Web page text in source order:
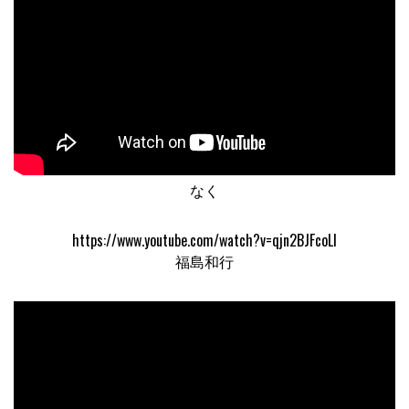
なく
https://www.youtube.com/watch?v=qjn2BJFcoLI
福島和行